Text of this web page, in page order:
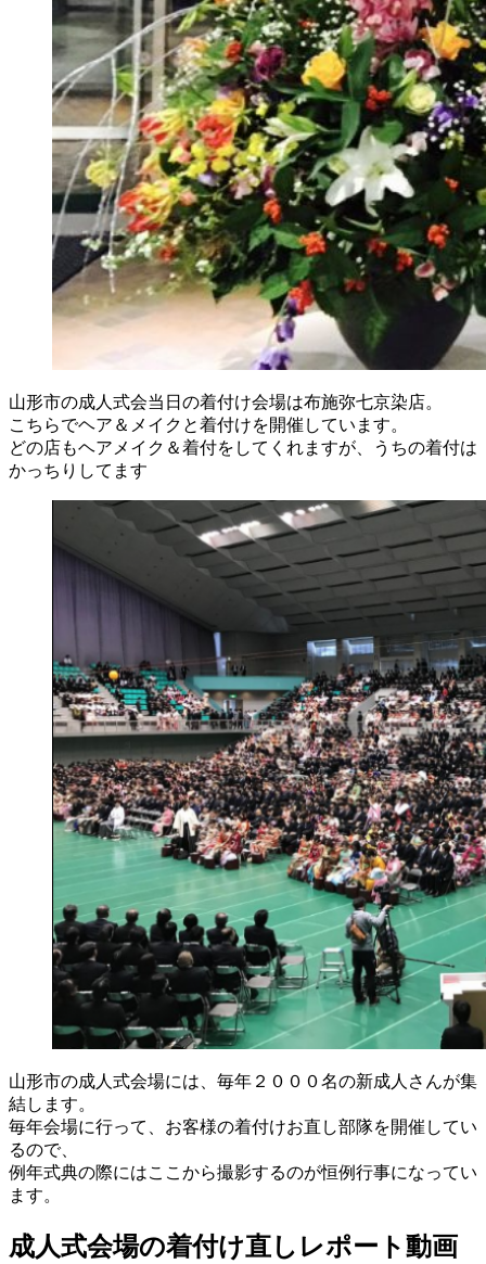
山形市の成人式会当日の着付け会場は布施弥七京染店。
こちらでヘア＆メイクと着付けを開催しています。
どの店もヘアメイク＆着付をしてくれますが、うちの着付は
かっちりしてます
山形市の成人式会場には、毎年２０００名の新成人さんが集
結します。
毎年会場に行って、お客様の着付けお直し部隊を開催してい
るので、
例年式典の際にはここから撮影するのが恒例行事になってい
ます。
成人式会場の着付け直しレポート動画